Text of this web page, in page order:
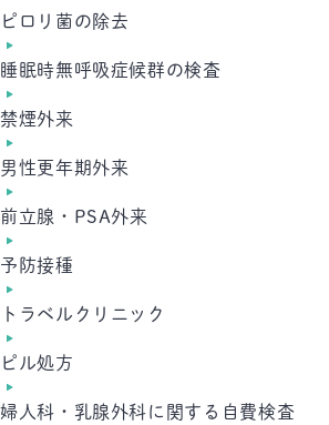
ピロリ菌の除去
睡眠時無呼吸症候群の検査
禁煙外来
男性更年期外来
前立腺・PSA外来
予防接種
トラベルクリニック
ピル処方
婦人科・乳腺外科に関する自費検査